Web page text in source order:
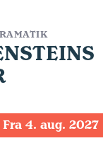
Fra 4. aug. 2027